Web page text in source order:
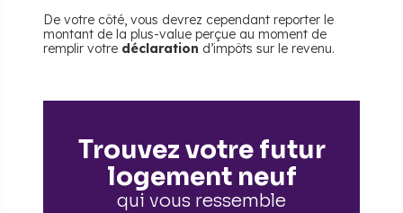
De votre côté, vous devrez cependant reporter le
montant de la plus-value perçue au moment de
remplir votre déclaration d’impôts sur le revenu.
Trouvez votre futur
logement neuf
qui vous ressemble